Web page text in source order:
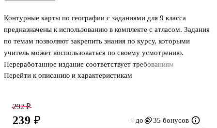
Контурные карты по географии с заданиями для 9 класса
предназначены к использованию в комплекте с атласом. Задания
по темам позволяют закрепить знания по курсу, которыми
учитель может воспользоваться по своему усмотрению.
Переработанное издание соответствует требованиям
Федерального государственного образовательного стандарта
издании обновлены задания и последовательность карт в
соответствии с содержанием примерной рабочей программой
Перейти к описанию и характеристикам
292 ₽
239 ₽ + до 35 бонусов